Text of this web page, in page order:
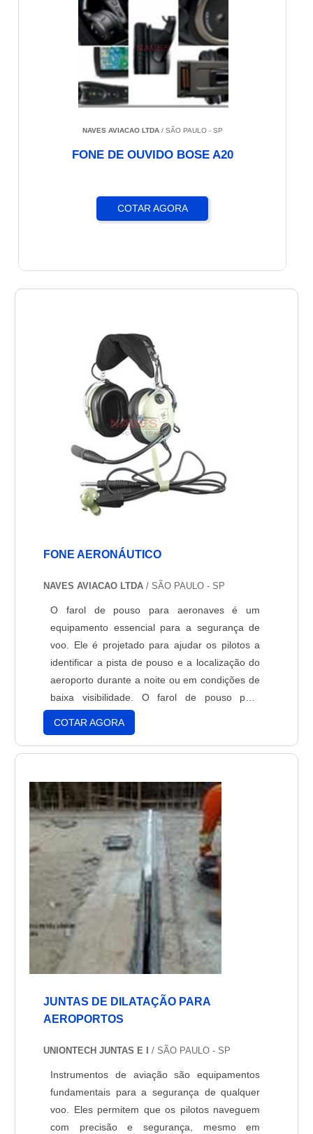
NAVES AVIACAO LTDA/ SÃO PAULO - SP
FONE DE OUVIDO BOSE A20
COTAR AGORA
FONE AERONÁUTICO
NAVES AVIACAO LTDA/ SÃO PAULO - SP
O farol de pouso para aeronaves é um
equipamento essencial para a segurança de
voo. Ele é projetado para ajudar os pilotos a
identificar a pista de pouso e a localização do
aeroporto durante a noite ou em condições de
baixa visibilidade. O farol de pouso para
aeronaves é composto por lâmpadas de luz
branca, vermelha ou verde, que são
controladas por um sistema de controle de luz.
uma luz brilhante e consistente para ajudar os
pilotos a identificar a pista de pouso. Além
disso, o farol de pouso para aeronaves
também pode ser usado para ajudar os pilotos
a evitar colisões com outras aeronaves.
COTAR AGORA
JUNTAS DE DILATAÇÃO PARA
AEROPORTOS
UNIONTECH JUNTAS E I/ SÃO PAULO - SP
Instrumentos de aviação são equipamentos
fundamentais para a segurança de qualquer
voo. Eles permitem que os pilotos naveguem
com precisão e segurança, mesmo em